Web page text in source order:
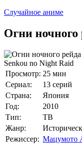
Случайное аниме
Огни ночного
Senkou no Night Raid
Просмотр: 25 мин
Сериал:
13 серий
Страна:
Япония
Год:
2010
Тип:
ТВ
Жанр:
Режиссер: Мацумото